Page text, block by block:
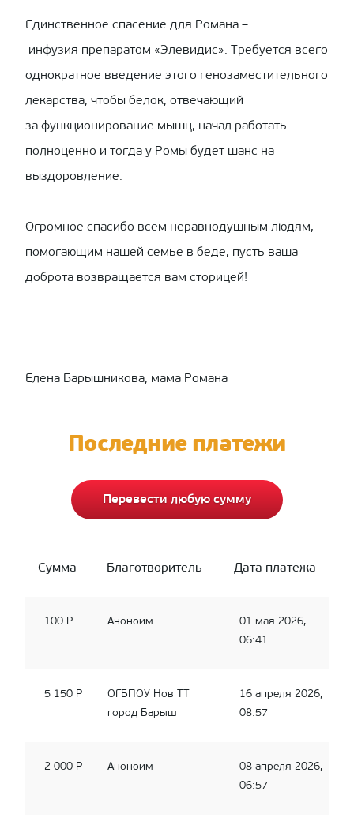
Единственное спасение для Романа –
инфузия препаратом «Элевидис». Требуется всего
однократное введение этого генозаместительного
лекарства, чтобы белок, отвечающий
за функционирование мышц, начал работать
полноценно и тогда у Ромы будет шанс на
выздоровление.
Огромное спасибо всем неравнодушным людям,
помогающим нашей семье в беде, пусть ваша
доброта возвращается вам сторицей!
Елена Барышникова, мама Романа
Последние платежи
Перевести любую сумму
Сумма Благотворитель Дата платежа
100 Р Аноноим
01 мая 2026,
06:41
5 150 Р
ОГБПОУ Нов ТТ
город Барыш
16 апреля 2026,
08:57
2 000 Р Аноноим
08 апреля 2026,
06:57